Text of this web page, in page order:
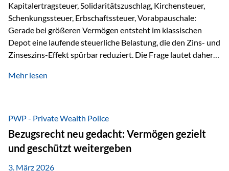
Kapitalertragsteuer, Solidaritätszuschlag, Kirchensteuer,
Schenkungssteuer, Erbschaftssteuer, Vorabpauschale:
Gerade bei größeren Vermögen entsteht im klassischen
Depot eine laufende steuerliche Belastung, die den Zins- und
Zinseszins-Effekt spürbar reduziert. Die Frage lautet daher:
nicht laufend Kapital entziehen – sondern möglichst lange im
Privatdepot fallen an: Abgeltungssteuer Fondsbesteuerung
(Vorabpauschale, Teilfreistellung) Kein steuerlicher Abzug
der Vermögensverwaltungs-Gebühren /
Depotbankgebühren Jährliches Steuerreporting erforderlich
Zinsen, Dividenden und Kursgewinne werden laufend
Mehr lesen
PWP - Private Wealth Police
Bezugsrecht neu gedacht: Vermögen gezielt
und geschützt weitergeben
3. März 2026